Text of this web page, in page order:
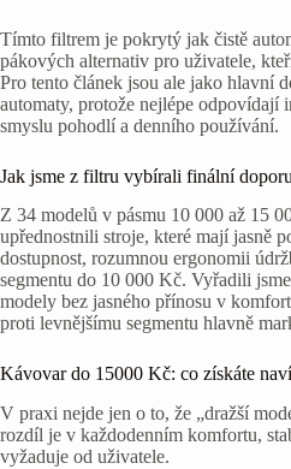
Tímto filtrem je pokrytý jak čistě
pákových alternativ pro uživatele,
Pro tento článek jsou ale jako hlavní
automaty, protože nejlépe odpovídají
smyslu pohodlí a denního používání.
Jak jsme z filtru vybírali finální
Z 34 modelů v pásmu 10 000 až 15
upřednostnili stroje, které mají jasně
dostupnost, rozumnou ergonomii
segmentu do 10 000 Kč. Vyřadili
modely bez jasného přínosu v
proti levnějšímu segmentu hlavně
Kávovar do 15000 Kč: co získáte
V praxi nejde jen o to, že „dražší
rozdíl je v každodenním komfortu,
vyžaduje od uživatele.